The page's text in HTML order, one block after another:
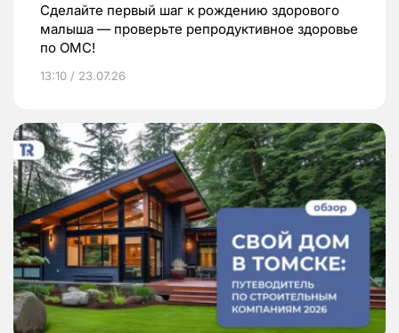
Сделайте первый шаг к рождению здорового
малыша — проверьте репродуктивное здоровье
по ОМС!
13:10 / 23.07.26